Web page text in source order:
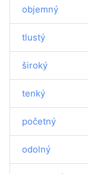
objemný
tlustý
široký
tenký
početný
odolný